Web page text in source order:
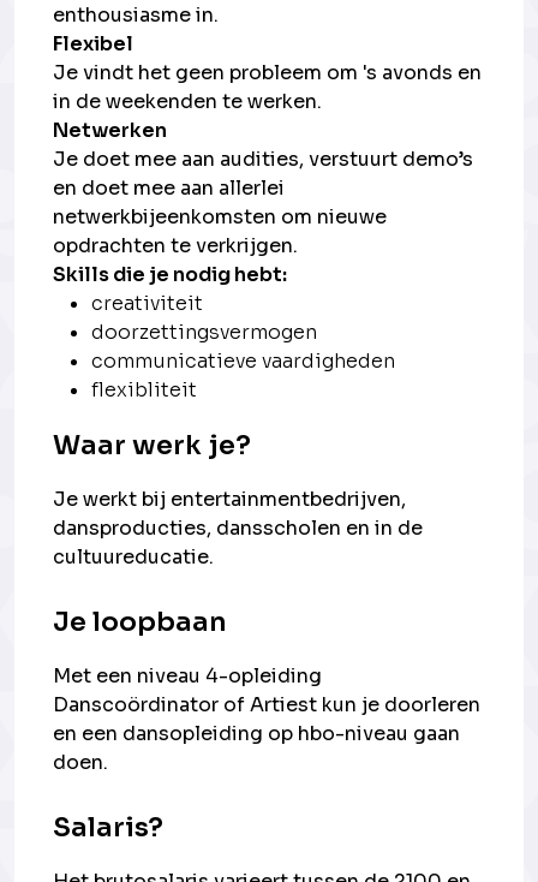
enthousiasme in.
Flexibel
Je vindt het geen probleem om 's avonds en
in de weekenden te werken.
Netwerken
Je doet mee aan audities, verstuurt demo’s
en doet mee aan allerlei
netwerkbijeenkomsten om nieuwe
opdrachten te verkrijgen.
Skills die je nodig hebt:
creativiteit
doorzettingsvermogen
communicatieve vaardigheden
flexibliteit
Waar werk je?
Je werkt bij entertainmentbedrijven,
dansproducties, dansscholen en in de
cultuureducatie.
Je loopbaan
Met een niveau 4-opleiding
Danscoördinator of Artiest kun je doorleren
en een dansopleiding op hbo-niveau gaan
doen.
Salaris?